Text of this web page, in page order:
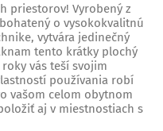
priestorov! Vyrobený z
o vysokokvalitnú
vytvára jedinečný
tento krátky plochý
vás teší svojim
používania robí
vašom celom obytnom
aj v miestnostiach s